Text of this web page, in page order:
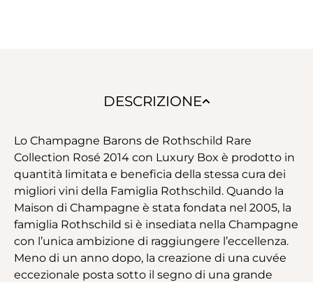
DESCRIZIONE
Lo Champagne Barons de Rothschild Rare
Collection Rosé 2014 con Luxury Box è prodotto in
quantità limitata e beneficia della stessa cura dei
migliori vini della Famiglia Rothschild. Quando la
Maison di Champagne è stata fondata nel 2005, la
famiglia Rothschild si è insediata nella Champagne
con l’unica ambizione di raggiungere l’eccellenza.
Meno di un anno dopo, la creazione di una cuvée
eccezionale posta sotto il segno di una grande